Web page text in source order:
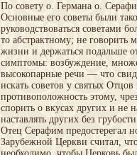
По совету о. Германа о.
Основные его советы были
руководствоваться советами
то абстрактному; не говорить
жизни и держаться подальше
симптомы: возбуждение,
высокопарные речи — что
искать советов у святых
противоположность этому,
спорить о вкусах других и не
наставлять других без
Отец Серафим предостерегал
Зарубежной Церкви считал,